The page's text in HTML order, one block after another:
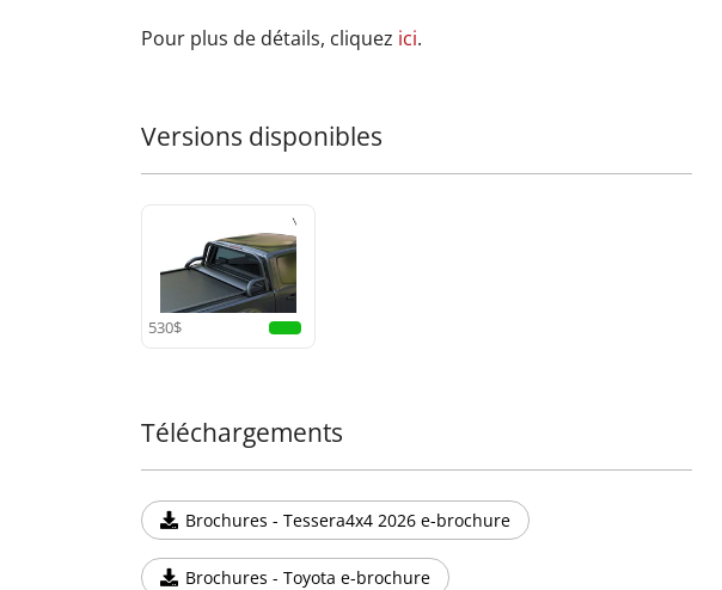
Pour plus de détails, cliquez ici.
Versions disponibles
530$
Téléchargements
Brochures - Tessera4x4 2026 e-brochure
Brochures - Toyota e-brochure